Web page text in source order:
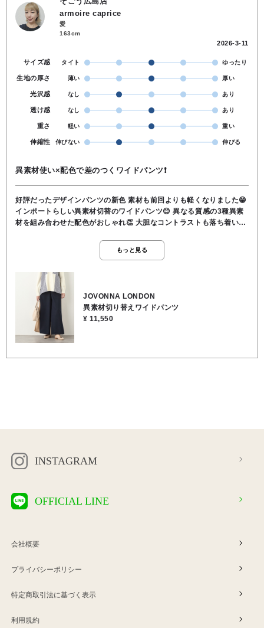
armoire caprice
愛
163cm
2026-3-11
サイズ感 タイト ゆったり
生地の厚さ 薄い 厚い
光沢感 なし あり
透け感 なし あり
重さ 軽い 重い
伸縮性 伸びない 伸びる
異素材使い×配色で差のつくワイドパンツ❗
好評だったデザインパンツの新色 素材も前回よりも軽くなりました😁
インポートらしい異素材切替のワイドパンツ😊 異なる質感の3種異素
材を組み合わせた配色がおしゃれ👏 大胆なコントラストも落ち着いた
た素材 腰回りすっきりで裾にかけてフレアになったシルエット ウエス
トは後ろゴム ジャストウエストで着用可能😊 ●前身頃:ポリエステル
テープ部分:ポリエステル100％ ●洗濯 クリーニング ●裏地 な
し ●透け感 なし ●伸縮性 少しあり ●ポケット あり ●ウ
エスト 後ろゴム&フロントファスナー ●163cmでフラットシューズ
で床スレスレくらいな丈感
もっと見る
JOVONNA LONDON
異素材切り替えワイドパンツ
¥ 11,550
INSTAGRAM
OFFICIAL LINE
会社概要
プライバシーポリシー
特定商取引法に基づく表示
利用規約